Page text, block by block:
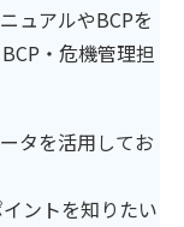
ュアルやBCPを
・危機管理担
タを活用してお
ントを知りたい